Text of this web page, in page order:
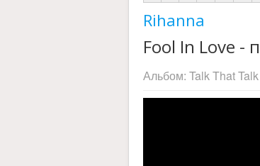
Rihanna
Fool In Love -
Альбом: Talk That Talk